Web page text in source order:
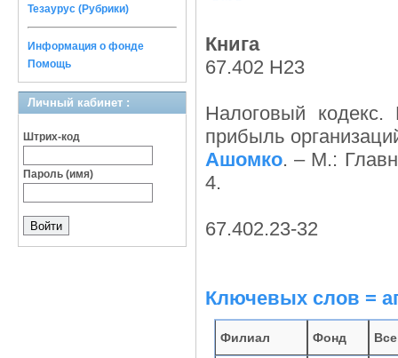
Тезаурус (Рубрики)
Информация о фонде
Помощь
Личный кабинет :
Штрих-код
Пароль (имя)
Книга
67.402 Н23
Налоговый
прибыль
Ашомко. – М.:
4.
67.402.23-32
Ключевых слов =
Филиал Фонд